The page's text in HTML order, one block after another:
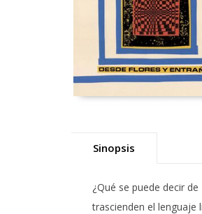
Sinopsis
¿Qué se puede decir
trascienden el